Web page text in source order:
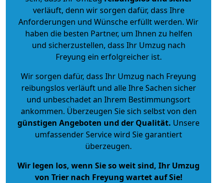
verläuft, denn wir sorgen dafür, dass Ihre
Anforderungen und Wünsche erfüllt werden. Wir
haben die besten Partner, um Ihnen zu helfen
und sicherzustellen, dass Ihr Umzug nach
Freyung ein erfolgreicher ist.
Wir sorgen dafür, dass Ihr Umzug nach Freyung
reibungslos verläuft und alle Ihre Sachen sicher
und unbeschadet an Ihrem Bestimmungsort
ankommen. Überzeugen Sie sich selbst von den
günstigen Angeboten und der Qualität. Unsere
umfassender Service wird Sie garantiert
überzeugen.
Wir legen los, wenn Sie so weit sind, Ihr Umzug
von Trier nach Freyung wartet auf Sie!